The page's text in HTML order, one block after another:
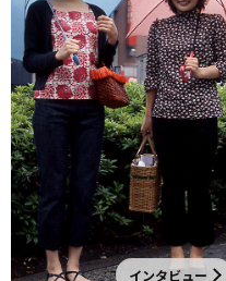
インタビュー